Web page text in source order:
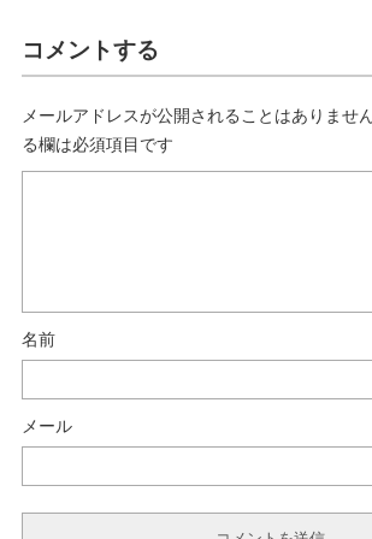
コメントする
メールアドレスが公開されることはありません
る欄は必須項目です
名前
メール